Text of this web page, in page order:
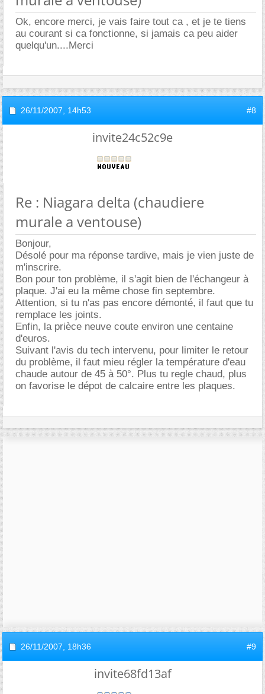
Ok, encore merci, je vais faire tout ca , et je te tiens
au courant si ca fonctionne, si jamais ca peu aider
quelqu'un....Merci
26/11/2007, 14h53 #8
invite24c52c9e
Re : Niagara delta (chaudiere
murale a ventouse)
Bonjour,
Désolé pour ma réponse tardive, mais je vien juste de
m'inscrire.
Bon pour ton problème, il s'agit bien de l'échangeur à
plaque. J'ai eu la même chose fin septembre.
Attention, si tu n'as pas encore démonté, il faut que tu
remplace les joints.
Enfin, la prièce neuve coute environ une centaine
d'euros.
Suivant l'avis du tech intervenu, pour limiter le retour
du problème, il faut mieu régler la température d'eau
chaude autour de 45 à 50°. Plus tu regle chaud, plus
on favorise le dépot de calcaire entre les plaques.
26/11/2007, 18h36 #9
invite68fd13af